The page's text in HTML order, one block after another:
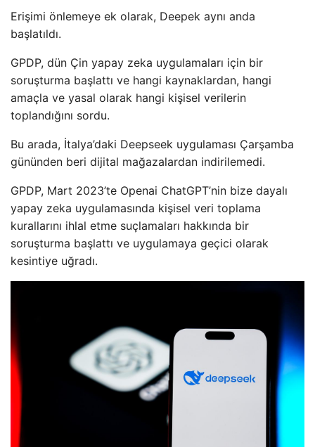
Erişimi önlemeye ek olarak, Deepek aynı anda
başlatıldı.
GPDP, dün Çin yapay zeka uygulamaları için bir
soruşturma başlattı ve hangi kaynaklardan, hangi
amaçla ve yasal olarak hangi kişisel verilerin
toplandığını sordu.
Bu arada, İtalya’daki Deepseek uygulaması Çarşamba
gününden beri dijital mağazalardan indirilemedi.
GPDP, Mart 2023’te Openai ChatGPT’nin bize dayalı
yapay zeka uygulamasında kişisel veri toplama
kurallarını ihlal etme suçlamaları hakkında bir
soruşturma başlattı ve uygulamaya geçici olarak
kesintiye uğradı.